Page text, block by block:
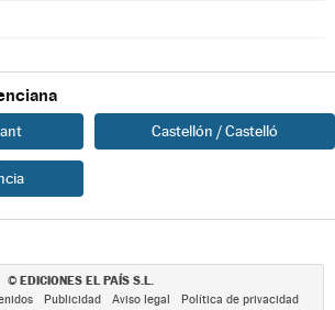
Castellón / Castelló
© EDICIONES EL PAÍS S.L.
Publicidad Aviso legal
Política de privacidad